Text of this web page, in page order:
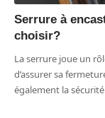
Serrure à
choisir?
La serrure joue un
d’assurer sa
également la sécurité